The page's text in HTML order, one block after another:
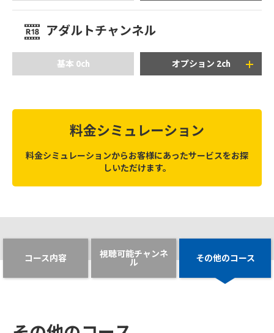
2,970円(税込)となります。
+990円/月(税込)
+990円/月(税込)
+1,100円/月(税込)
アダルトチャンネル
基本 0ch オプション 2ch
+2,530
※上記２チャンネルセットの場合、月額2,959円(税込)とな
料金シミュレーション
料金シミュレーションからお客様にあったサービスをお探
しいただけます。
コース内容
視聴可能チャンネ
ル
その他のコース